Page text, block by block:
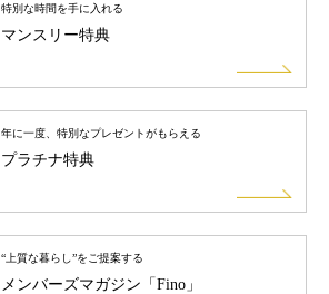
特別な時間を手に入れる
マンスリー特典
年に一度、特別なプレゼントがもらえる
プラチナ特典
“上質な暮らし”をご提案する
メンバーズマガジン 「Fino」